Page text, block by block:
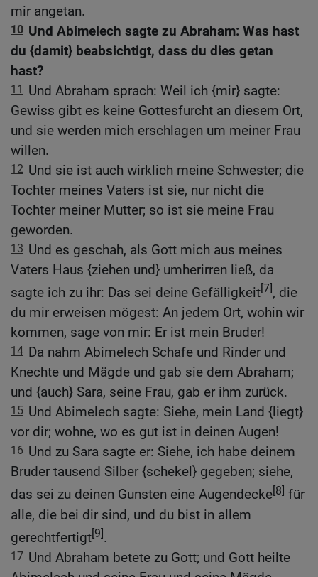
mir angetan.
10 Und Abimelech sagte zu Abraham: Was hast
du {damit} beabsichtigt, dass du dies getan
hast?
11 Und Abraham sprach: Weil ich {mir} sagte:
Gewiss gibt es keine Gottesfurcht an diesem Ort,
und sie werden mich erschlagen um meiner Frau
willen.
12 Und sie ist auch wirklich meine Schwester; die
Tochter meines Vaters ist sie, nur nicht die
Tochter meiner Mutter; so ist sie meine Frau
geworden.
13 Und es geschah, als Gott mich aus meines
Vaters Haus {ziehen und} umherirren ließ, da
sagte ich zu ihr: Das sei deine Gefälligkeit[7], die
du mir erweisen mögest: An jedem Ort, wohin wir
kommen, sage von mir: Er ist mein Bruder!
14 Da nahm Abimelech Schafe und Rinder und
Knechte und Mägde und gab sie dem Abraham;
und {auch} Sara, seine Frau, gab er ihm zurück.
15 Und Abimelech sagte: Siehe, mein Land {liegt}
vor dir; wohne, wo es gut ist in deinen Augen!
16 Und zu Sara sagte er: Siehe, ich habe deinem
Bruder tausend Silber {schekel} gegeben; siehe,
das sei zu deinen Gunsten eine Augendecke[8] für
alle, die bei dir sind, und du bist in allem
gerechtfertigt[9].
17 Und Abraham betete zu Gott; und Gott heilte